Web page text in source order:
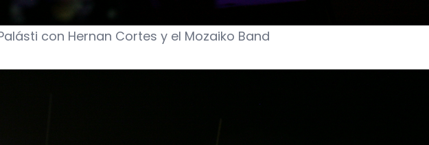
con Hernan Cortes y el Mozaiko Band